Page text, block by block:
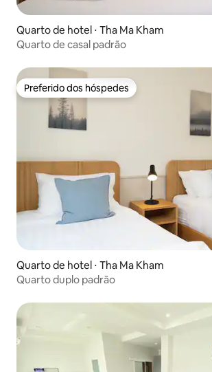
Quarto de hotel ⋅ Tha Ma Kham
Quarto de casal padrão
Preferido dos hóspedes
Preferido dos hóspedes
Quarto de hotel ⋅ Tha Ma Kham
Quarto duplo padrão